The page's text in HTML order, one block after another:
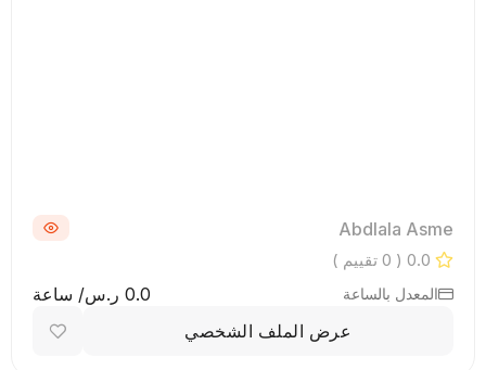
Abdlala Asme
0.0 ( 0 تقييم )
المعدل بالساعة
0.0 ر.س/ ساعة
عرض الملف الشخصي